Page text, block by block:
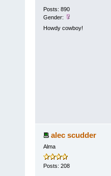
Posts: 890
Gender:
Howdy cowboy!
alec scudder
Alma
Posts: 208